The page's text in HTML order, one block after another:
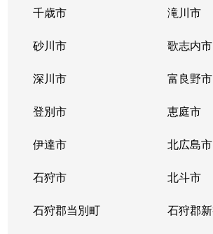
千歳市 滝川市
砂川市 歌志内市
深川市 富良野市
登別市 恵庭市
伊達市 北広島市
石狩市 北斗市
石狩郡当別町 石狩郡